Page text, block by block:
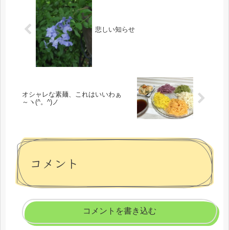
悲しい知らせ
オシャレな素麺、これはいいわぁ
～ヽ(^。^)ノ
コメント
コメントを書き込む